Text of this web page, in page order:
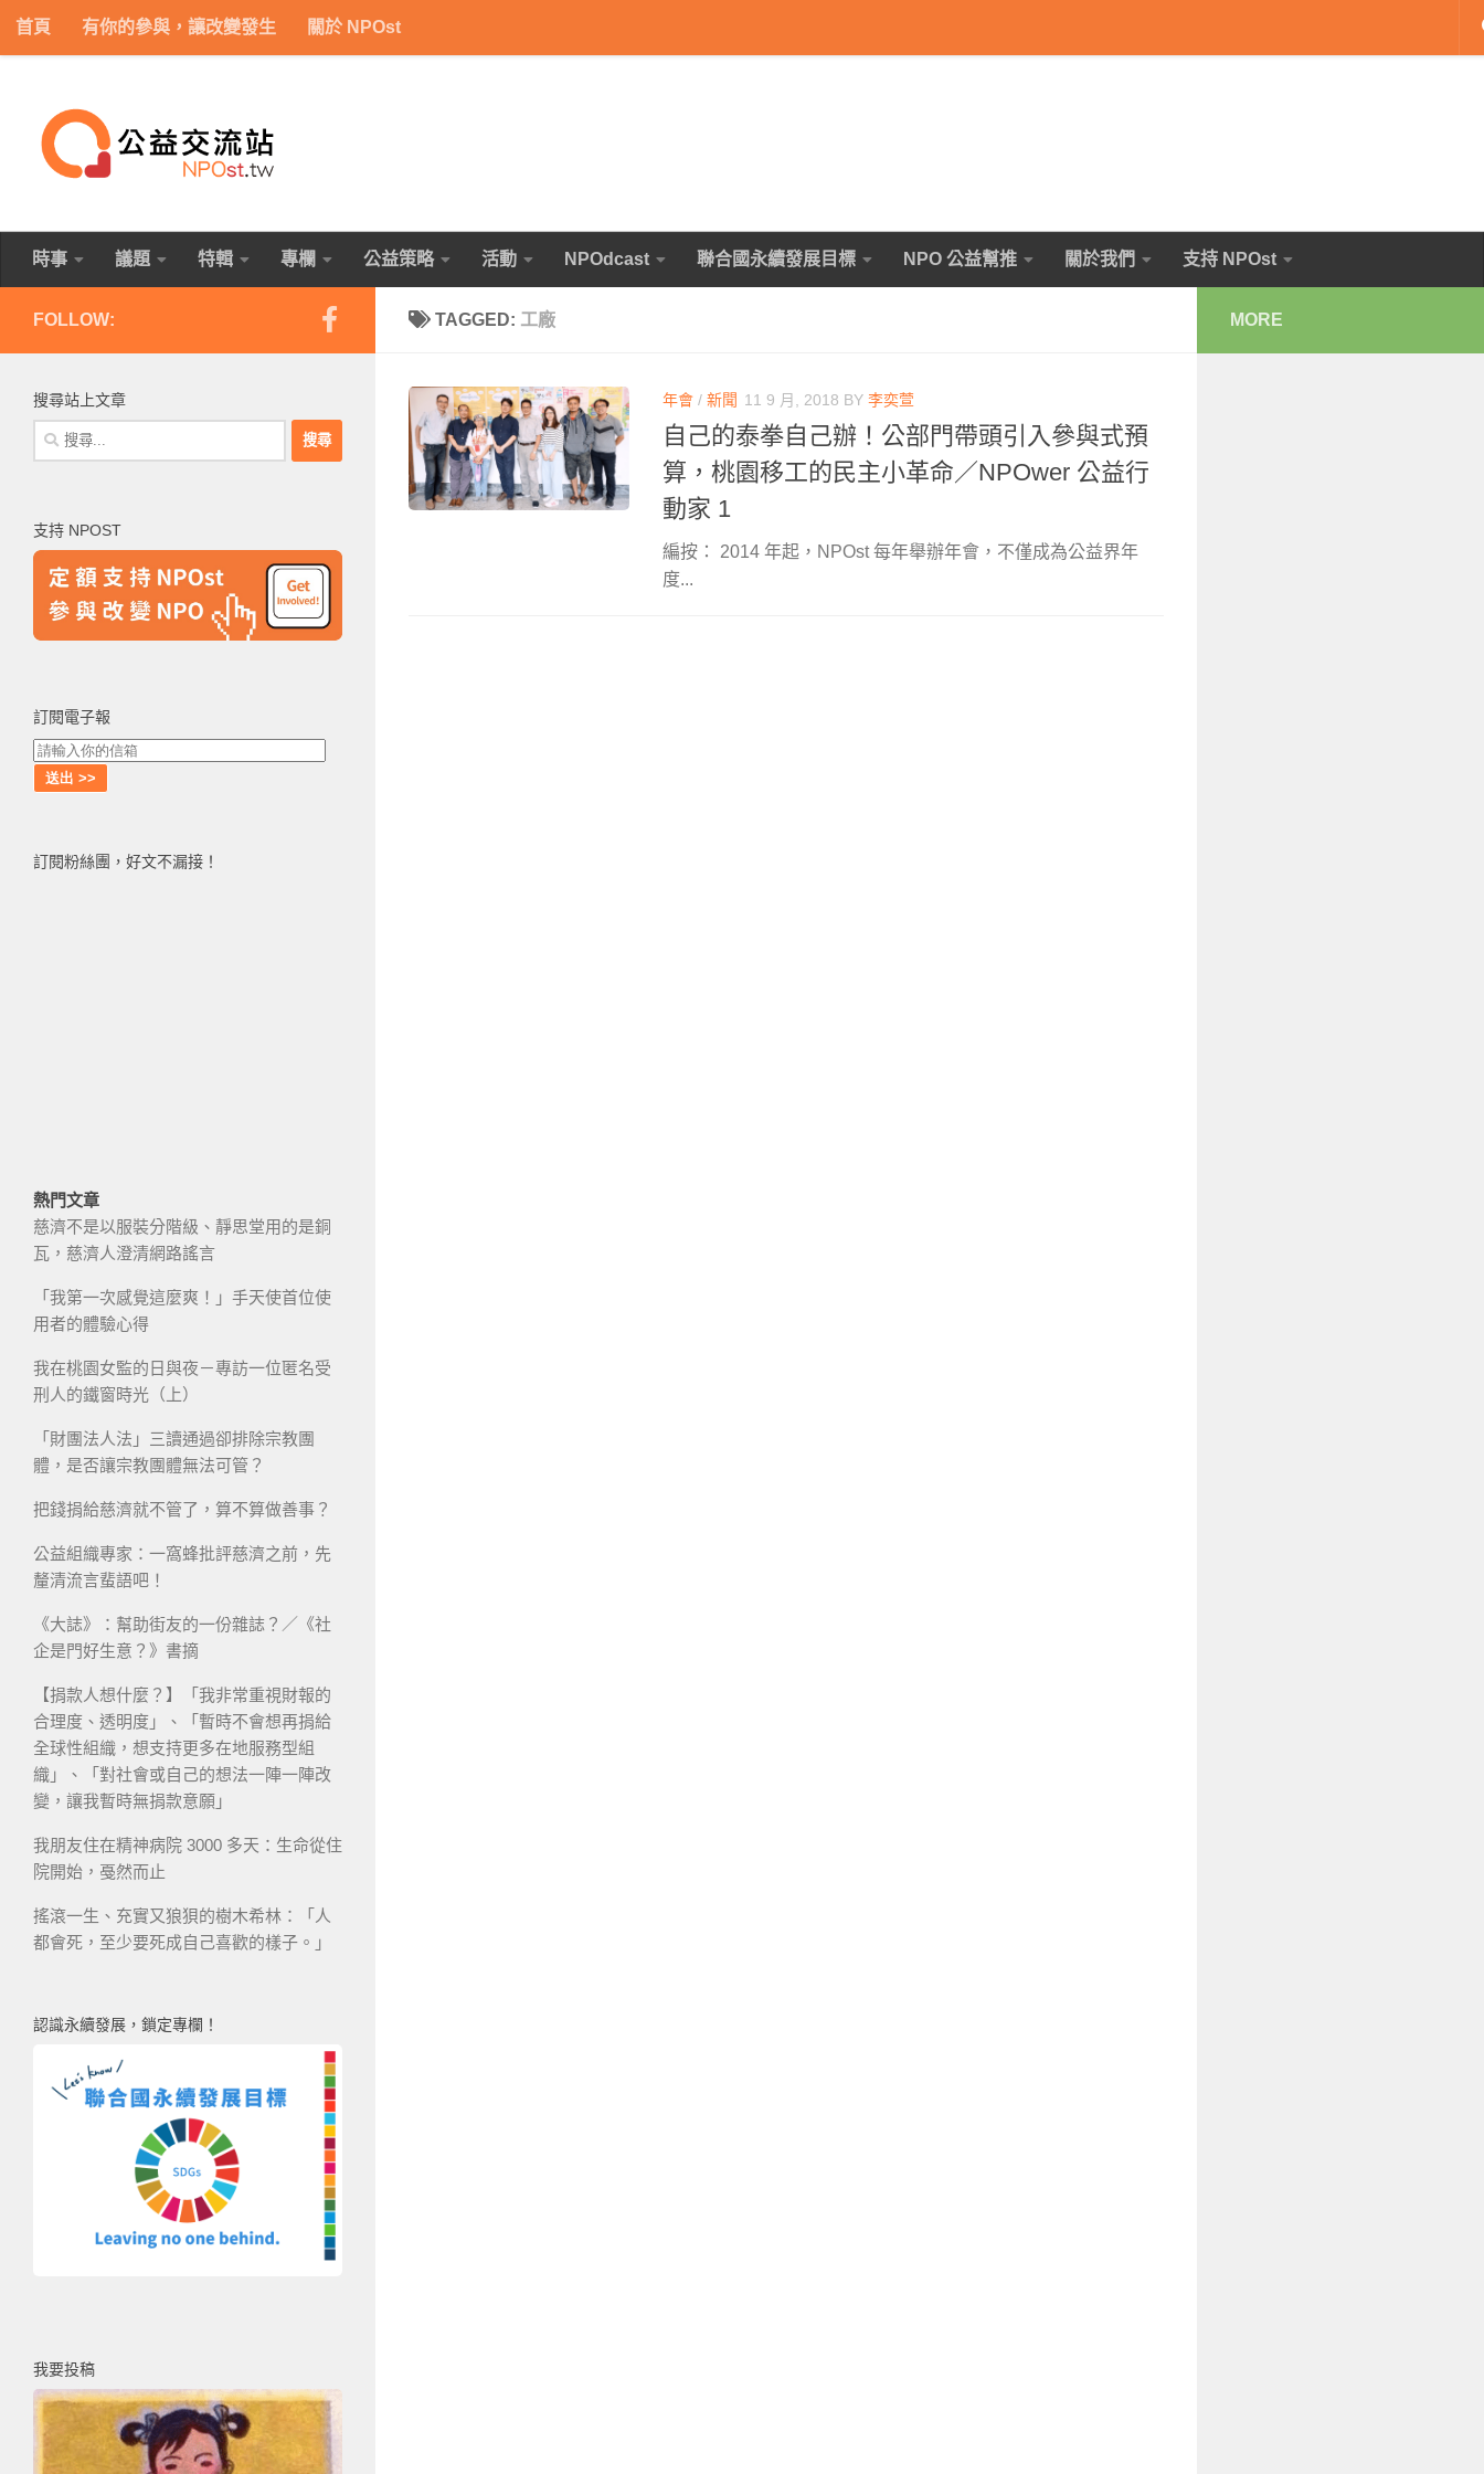
Skip to content
首頁 有你的參與，讓改變發生 關於 NPOst
時事 議題 特輯 專欄 公益策略 活動 NPOdcast 聯合國永續發展目標 NPO 公益幫推 關於我們 支持 NPOst
TAGGED: 工廠
年會 / 新聞 11 9 月, 2018 BY 李奕萱
自己的泰拳自己辦！公部門帶頭引入參與式預
算，桃園移工的民主小革命／NPOwer 公益行
動家 1
編按： 2014 年起，NPOst 每年舉辦年會，不僅成為公益界年
度...
FOLLOW:
搜尋站上文章
搜
尋
字:
支持 NPOST
訂閱電子報
訂閱粉絲團，好文不漏接！
熱門文章
慈濟不是以服裝分階級、靜思堂用的是銅
瓦，慈濟人澄清網路謠言
「我第一次感覺這麼爽！」手天使首位使
用者的體驗心得
我在桃園女監的日與夜－專訪一位匿名受
刑人的鐵窗時光（上）
「財團法人法」三讀通過卻排除宗教團
體，是否讓宗教團體無法可管？
把錢捐給慈濟就不管了，算不算做善事？
公益組織專家：一窩蜂批評慈濟之前，先
釐清流言蜚語吧！
《大誌》：幫助街友的一份雜誌？／《社
企是門好生意？》書摘
【捐款人想什麼？】「我非常重視財報的
合理度、透明度」、「暫時不會想再捐給
全球性組織，想支持更多在地服務型組
織」、「對社會或自己的想法一陣一陣改
變，讓我暫時無捐款意願」
我朋友住在精神病院 3000 多天：生命從住
院開始，戞然而止
搖滾一生、充實又狼狽的樹木希林：「人
都會死，至少要死成自己喜歡的樣子。」
認識永續發展，鎖定專欄！
我要投稿
MORE